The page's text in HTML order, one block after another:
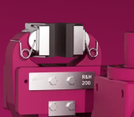
Messaggio